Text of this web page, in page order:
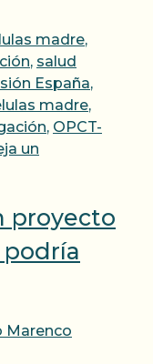
madre,
, salud
España,
madre,
, OPCT-
un
proyecto
Marenco